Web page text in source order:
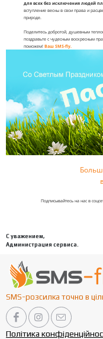
Пусть
дома. Когда в
без труда.
Мы все разные
SMS-розсилка точно в
Політика